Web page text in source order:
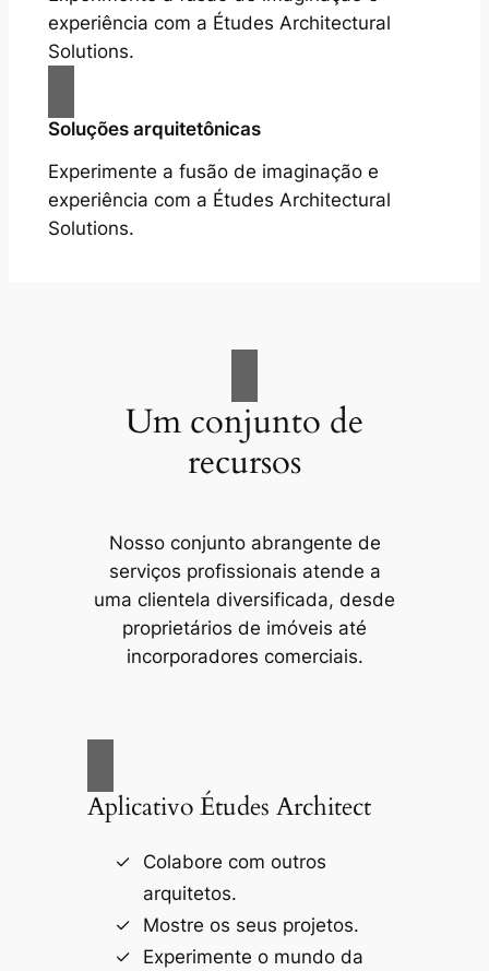
experiência com a Études Architectural
Solutions.
Soluções arquitetônicas
Experimente a fusão de imaginação e
experiência com a Études Architectural
Solutions.
Um conjunto de
recursos
Nosso conjunto abrangente de
serviços profissionais atende a
uma clientela diversificada, desde
proprietários de imóveis até
incorporadores comerciais.
Aplicativo Études Architect
Colabore com outros
arquitetos.
Mostre os seus projetos.
Experimente o mundo da